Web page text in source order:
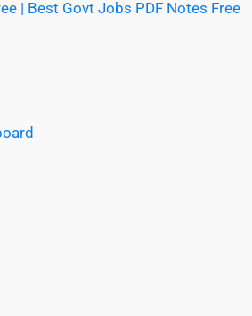
| Best Govt Jobs PDF Notes Free